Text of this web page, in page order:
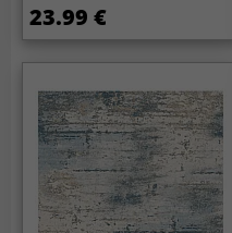
23.99 €